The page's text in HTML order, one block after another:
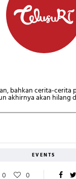
bahkan cerita-cerita
akhirnya akan hilang
EVENTS
0 0